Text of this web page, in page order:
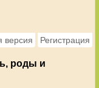
версия Регистрация
роды и